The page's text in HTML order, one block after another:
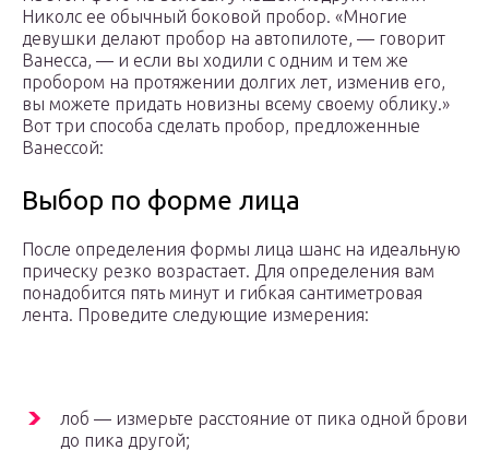
Николс ее обычный боковой пробор. «Многие
девушки делают пробор на автопилоте, — говорит
Ванесса, — и если вы ходили с одним и тем же
пробором на протяжении долгих лет, изменив его,
вы можете придать новизны всему своему облику.»
Вот три способа сделать пробор, предложенные
Ванессой:
Выбор по форме лица
После определения формы лица шанс на идеальную
прическу резко возрастает. Для определения вам
понадобится пять минут и гибкая сантиметровая
лента. Проведите следующие измерения:
лоб — измерьте расстояние от пика одной брови
до пика другой;